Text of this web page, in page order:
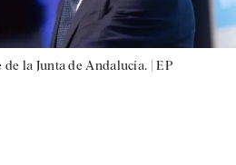
de la Junta de Andalucía. |EP